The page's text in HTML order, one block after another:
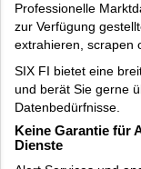
Professionelle
zur Verfügung
extrahieren, scrapen
SIX FI bietet eine
und berät Sie gerne
Datenbedürfnisse.
Keine Garantie für
Dienste